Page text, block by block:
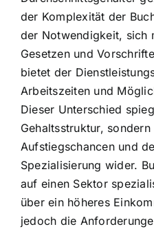
der Komplexität der
der Notwendigkeit, sich
Gesetzen und
bietet der
Arbeitszeiten und
Dieser Unterschied
Gehaltsstruktur,
Aufstiegschancen und
Spezialisierung wider.
auf einen Sektor
über ein höheres
jedoch die